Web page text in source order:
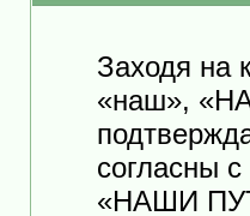
Заходя
«наш»,
согласны
«НАШИ